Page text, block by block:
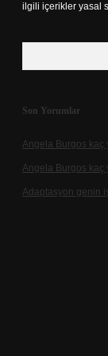
ilgili içerikler yasal
Son Yorumlar
Angela Burgos kaç
Angela Burgos kaç
Adaptasyon genin